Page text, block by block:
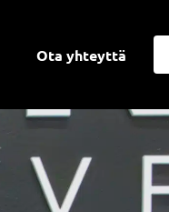
Ota yhteyttä